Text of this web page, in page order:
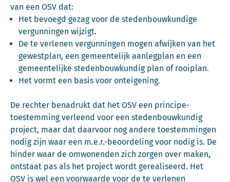
van een OSV dat:
Het bevoegd gezag voor de stedenbouwkundige
vergunningen wijzigt.
De te verlenen vergunningen mogen afwijken van het
gewestplan, een gemeentelijk aanlegplan en een
gemeentelijke stedenbouwkundig plan of rooiplan.
Het vormt een basis voor onteigening.
De rechter benadrukt dat het OSV een principe-
toestemming verleend voor een stedenbouwkundig
project, maar dat daarvoor nog andere toestemmingen
nodig zijn waar een m.e.r.-beoordeling voor nodig is. De
hinder waar de omwonenden zich zorgen over maken,
ontstaat pas als het project wordt gerealiseerd. Het
OSV is wel een voorwaarde voor de te verlenen